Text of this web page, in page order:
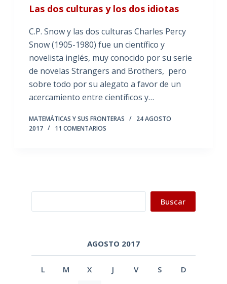
Las dos culturas y los dos idiotas
C.P. Snow y las dos culturas Charles Percy
Snow (1905-1980) fue un científico y
novelista inglés, muy conocido por su serie
de novelas Strangers and Brothers, pero
sobre todo por su alegato a favor de un
acercamiento entre científicos y…
MATEMÁTICAS Y SUS FRONTERAS
24 AGOSTO
2017
11 COMENTARIOS
Buscar
AGOSTO 2017
L M X J V S D